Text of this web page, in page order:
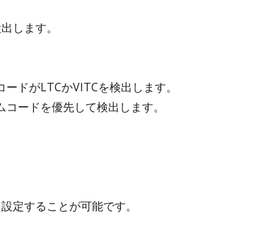
します。
ドがLTCかVITCを検出します。
ードを優先して検出します。
定することが可能です。